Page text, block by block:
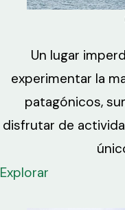
Un lugar
experimentar la
patagónicos,
disfrutar de
Explorar